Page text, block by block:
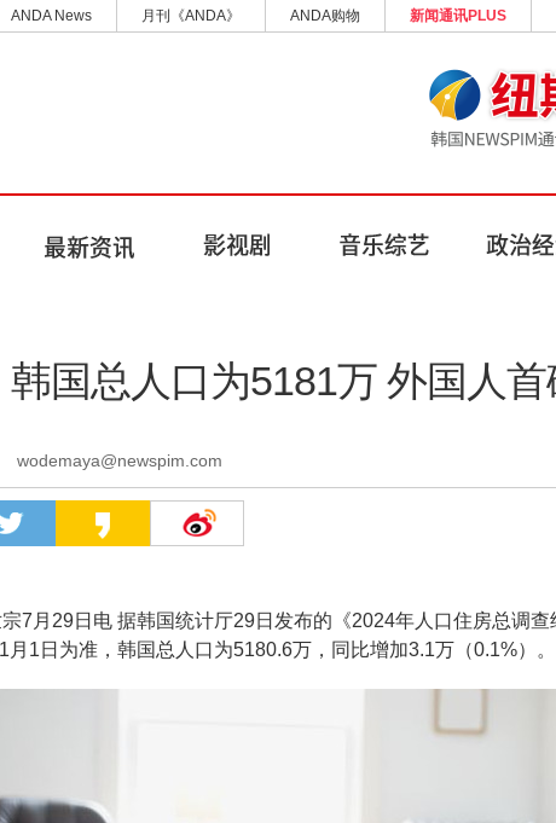
ANDA News 月刊《ANDA》 ANDA购物 新闻通讯PLUS
国总人口为5181万 外国人
wodemaya@newspim.com
7月29日电 据韩国统计厅29日发布的《2024年人口住房总调
月1日为准，韩国总人口为5180.6万，同比增加3.1万（0.1%）。